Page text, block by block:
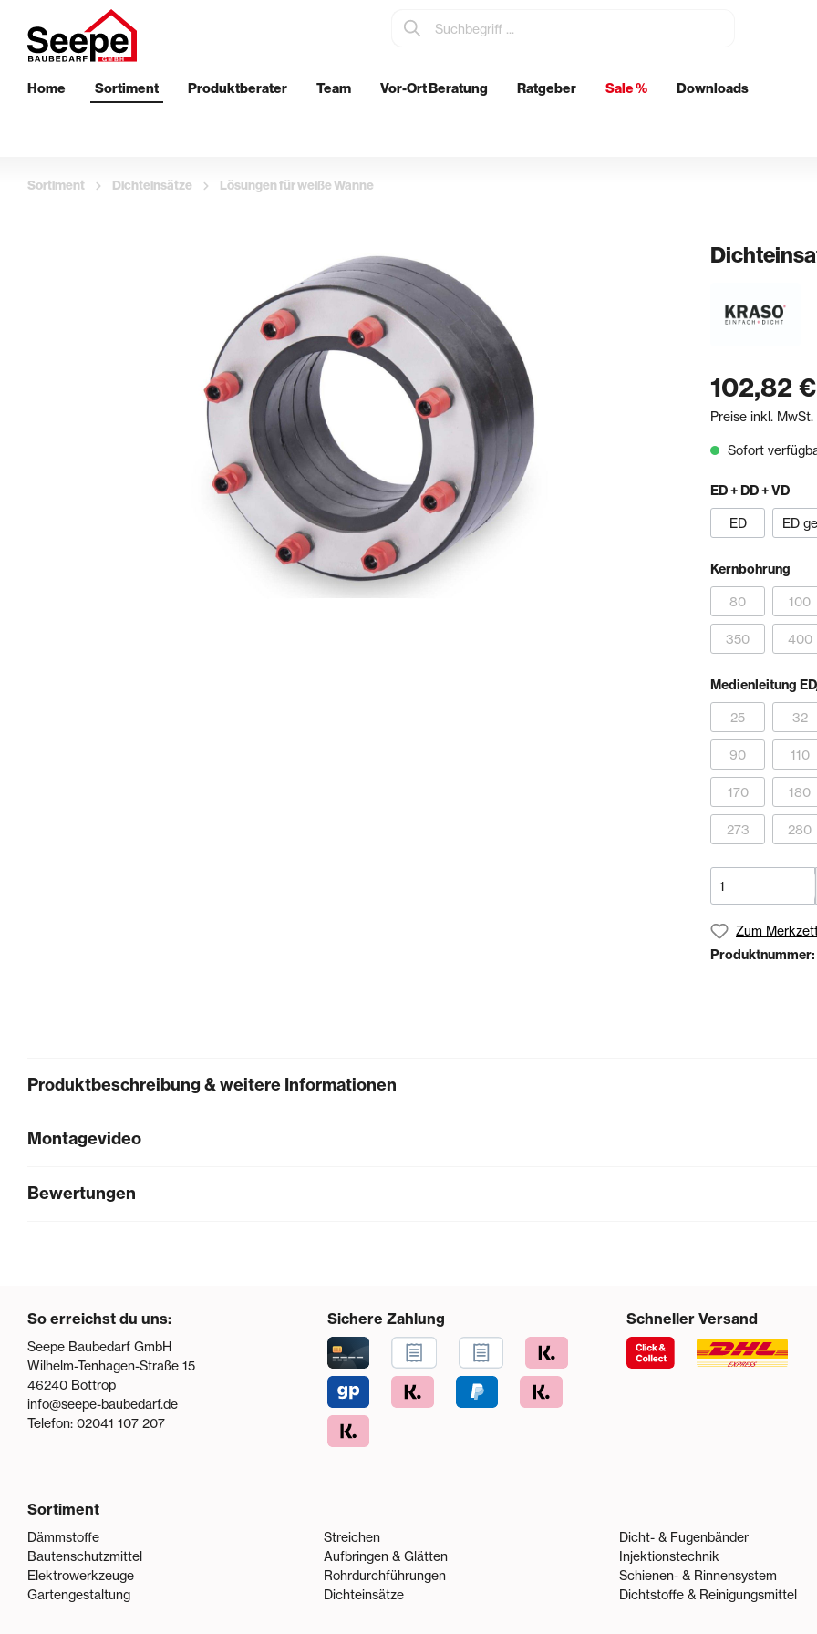
Home Sortiment Produktberater Team Vor-Ort Beratung Ratgeber Sale % Downloads
EPS-Perimeterdämmung
Wand
Klebebänder & Abdeckvlies
Ersatzbügel & Teleskopstäbe
Aufbringen & Glätten
Glättekellen & Schwertglätter
Putzkellen & Spachtel
Profil- & Eckenkellen
Stachelroller & Stachelschlappen
Schneiden & Sägen
Rohrdurchführungen
Fugenabdeck- und Dichtbänder
Injektionstechnik
Packer
Pressen
Hydrauliköl
Tropfkantenprofile
Rinnensysteme
Gewebe & Folien
Sortiment Dichteinsätze Lösungen für weiße Wanne
102,82
Preise inkl.
Sofort
ED + DD + VD
ED ED
Kernbohrung
80 100
350 400
Medienleitung
25 32
90 110
170 180
273 280
Zum
Produktnummer:
Produktbeschreibung & weitere Informationen
Montagevideo
Bewertungen
So erreichst du uns:
Seepe Baubedarf GmbH
Wilhelm-Tenhagen-Straße 15
46240 Bottrop
info@seepe-baubedarf.de
Telefon: 02041 107 207
Sichere Zahlung Schneller Versand
Sortiment
Dämmstoffe
Bautenschutzmittel
Elektrowerkzeuge
Gartengestaltung
Streichen
Aufbringen & Glätten
Rohrdurchführungen
Dichteinsätze
Dicht- & Fugenbänder
Injektionstechnik
Schienen- & Rinnensystem
Dichtstoffe & Reinigungsmittel